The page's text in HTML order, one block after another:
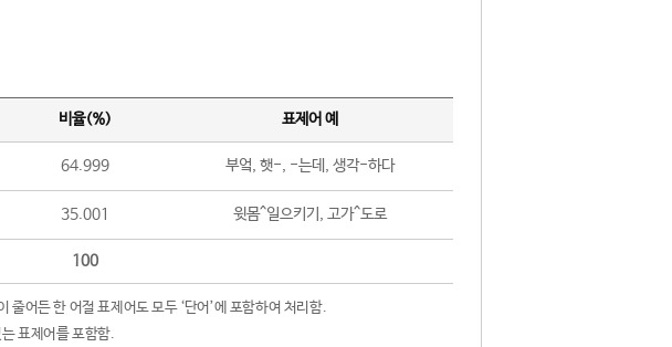
비율(%) 표제어 예
64.999 부엌, 햇-, -는데, 생각-하다
35.001 윗몸^일으키기, 고가^도로
100
어든 한 어절 표제어도 모두 ‘단어’에 포함하여 처리함.
표제어를 포함함.